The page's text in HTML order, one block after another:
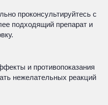
проконсультируйтесь с
подходящий препарат и
и противопоказания
нежелательных реакций